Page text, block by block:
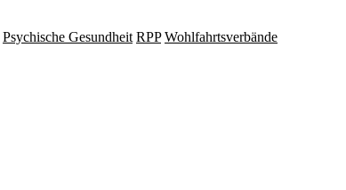
Psy­chische Gesund­heit RPP Wohlfahrts­verbände